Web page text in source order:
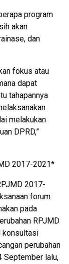
program
akan
dan
fokus atau
dapat
tahapannya
melakukan
DPRD,”
2017-2021*
2017-
forum
pada
RPJMD
konsultasi
perubahan
September lalu,